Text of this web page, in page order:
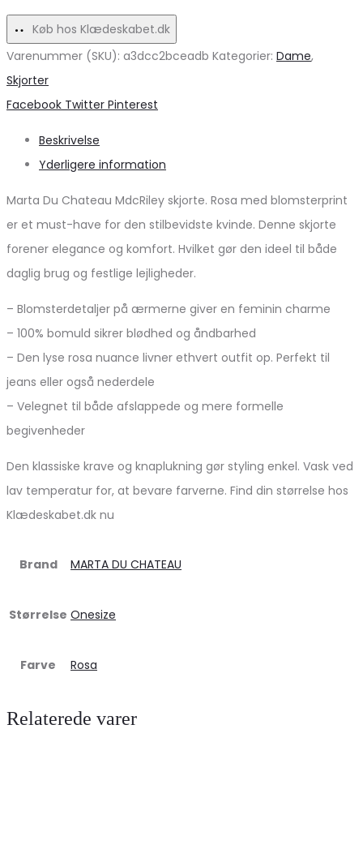
Køb hos Klædeskabet.dk
Varenummer (SKU): a3dcc2bceadb Kategorier: Dame,
Skjorter
Share
Facebook Twitter Pinterest
Beskrivelse
Yderligere information
Marta Du Chateau MdcRiley skjorte. Rosa med blomsterprint
er et must-have for den stilbevidste kvinde. Denne skjorte
forener elegance og komfort. Hvilket gør den ideel til både
daglig brug og festlige lejligheder.
– Blomsterdetaljer på ærmerne giver en feminin charme
– 100% bomuld sikrer blødhed og åndbarhed
– Den lyse rosa nuance livner ethvert outfit op. Perfekt til
jeans eller også nederdele
– Velegnet til både afslappede og mere formelle
begivenheder
Den klassiske krave og knaplukning gør styling enkel. Vask ved
lav temperatur for, at bevare farverne. Find din størrelse hos
Klædeskabet.dk nu
Brand MARTA DU CHATEAU
Størrelse Onesize
Farve Rosa
Relaterede varer